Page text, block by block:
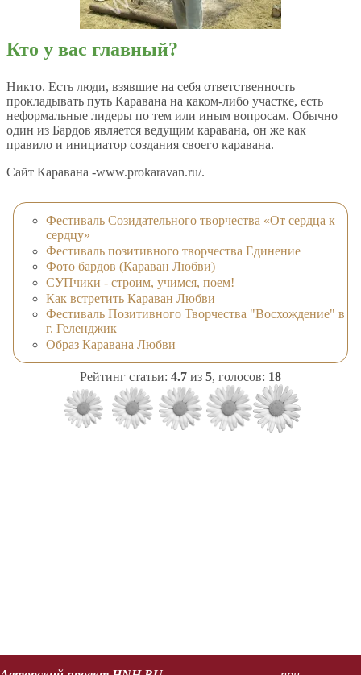
Кто у вас главный?
Никто. Есть люди, взявшие на себя ответственность
прокладывать путь Каравана на каком-либо участке, есть
неформальные лидеры по тем или иным вопросам. Обычно
один из Бардов является ведущим каравана, он же как
правило и инициатор создания своего каравана.
Сайт Каравана -www.prokaravan.ru/.
Фестиваль Созидательного творчества «От сердца к
сердцу»
Фестиваль позитивного творчества Единение
Фото бардов (Караван Любви)
СУПчики - строим, учимся, поем!
Как встретить Караван Любви
Фестиваль Позитивного Творчества "Восхождение" в
г. Геленджик
Образ Каравана Любви
Рейтинг статьи: 4.7 из 5, голосов: 18